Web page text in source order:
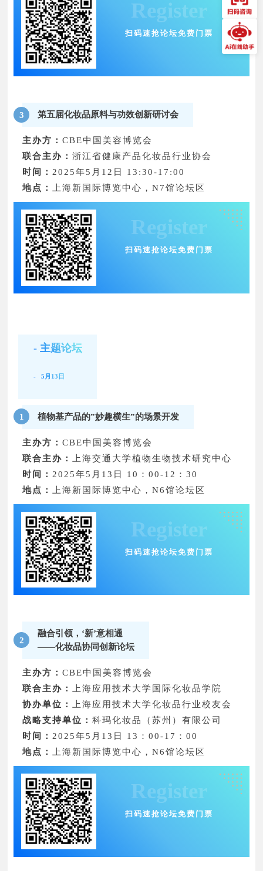
Register
扫码速抢论坛免费门票
3 第五届化妆品原料与功效创新研讨会
主办方：CBE中国美容博览会
联合主办：浙江省健康产品化妆品行业协会
时间：2025年5月12日 13:30-17:00
地点：上海新国际博览中心，N7馆论坛区
Register
扫码速抢论坛免费门票
- 主题论坛
- 5月13日
1 植物基产品的”妙趣横生”的场景开发
主办方：CBE中国美容博览会
联合主办：
上海交通大学植物生物技术研究中心
时间： 2025年5月13日 10：00-12：30
地点：
上海新国际博览中心，N6馆论坛区
Register
扫码速抢论坛免费门票
2
融合引领，‘新’意相通
——化妆品协同创新论坛
主办方：CBE中国美容博览会
联合主办：
上海应用技术大学国际化妆品学院
协办单位：
上海应用技术大学化妆品行业校友会
战略支持单位：科玛化妆品（苏州）有限公司
时间： 2025年5月13日 13：00-17：00
地点：
上海新国际博览中心，N6馆论坛区
Register
扫码速抢论坛免费门票